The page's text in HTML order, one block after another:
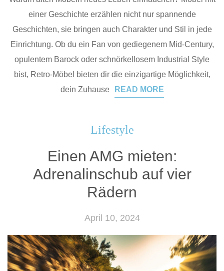
einer Geschichte erzählen nicht nur spannende
Geschichten, sie bringen auch Charakter und Stil in jede
Einrichtung. Ob du ein Fan von gediegenem Mid-Century,
opulentem Barock oder schnörkellosem Industrial Style
bist, Retro-Möbel bieten dir die einzigartige Möglichkeit,
dein Zuhause
READ MORE
Lifestyle
Einen AMG mieten:
Adrenalinschub auf vier
Rädern
April 10, 2024